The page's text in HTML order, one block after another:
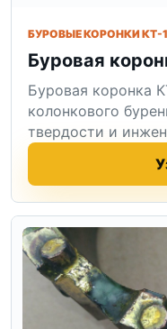
БУРОВЫЕ КОРОНКИ КТ-
Буровая
Буровая коронка
колонкового
твердости и